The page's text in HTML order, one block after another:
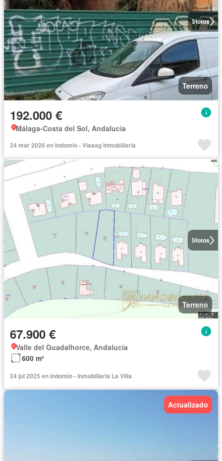
3fotos
Terreno
192.000 €
Málaga-Costa del Sol, Andalucía
24 mar 2026 en Indomio - Viasag Inmobiliaria
5fotos
Terreno
67.900 €
Valle del Guadalhorce, Andalucía
600 m²
24 jul 2025 en Indomio - Inmobiliaria La Villa
Actualizado